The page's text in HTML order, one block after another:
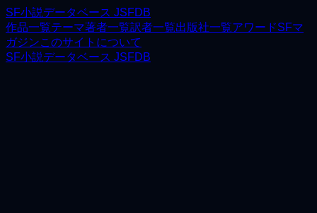
SF小説データベース JSFDB
作品一覧テーマ著者一覧訳者一覧出版社一覧アワードSFマ
ガジンこのサイトについて
SF小説データベース JSFDB